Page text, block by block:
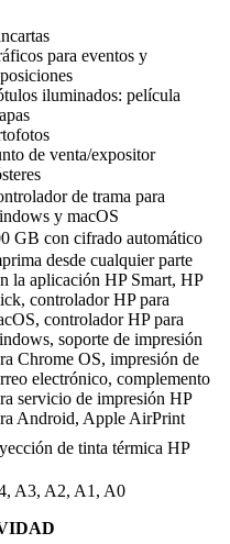
para eventos y
iluminados: película
de venta/expositor
de trama para
y macOS
GB con cifrado automático
desde cualquier parte
la aplicación HP Smart, HP
controlador HP para
controlador HP para
soporte de impresión
Chrome OS, impresión de
electrónico, complemento
servicio de impresión HP
Android, Apple AirPrint
de tinta térmica HP
A3, A2, A1, A0